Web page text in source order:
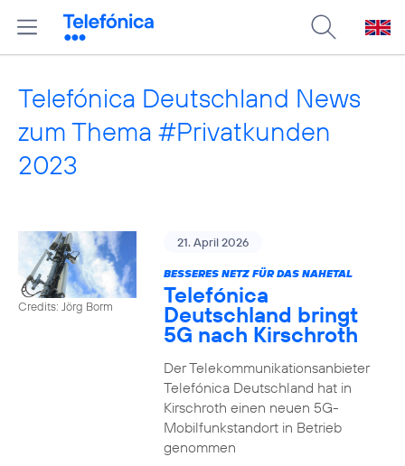
Telefónica Deutschland News
zum Thema #Privatkunden
2023
Credits: Jörg Borm
21. April 2026
BESSERES NETZ FÜR DAS NAHETAL
Telefónica
Deutschland bringt
5G nach Kirschroth
Der Telekommunikationsanbieter
Telefónica Deutschland hat in
Kirschroth einen neuen 5G-
Mobilfunkstandort in Betrieb
genommen